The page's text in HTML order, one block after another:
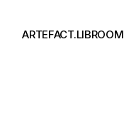
ARTEFACT.LIBROOM